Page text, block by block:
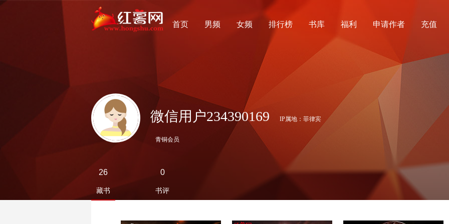
首页 男频 女频 排行榜 书库 福利 申请作者 充值
微信用户234390169 IP属地：菲律宾
青铜会员
26
藏书
0
书评